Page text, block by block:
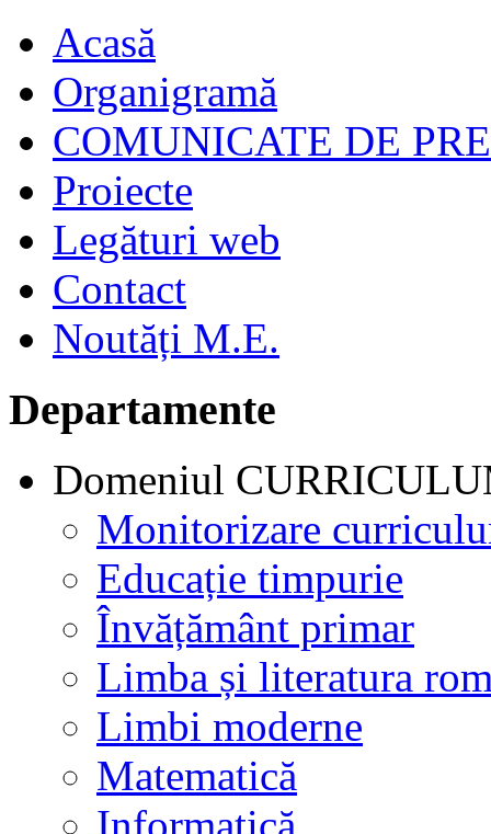
Acasă
Organigramă
COMUNICATE DE
Proiecte
Legături web
Contact
Noutăți M.E.
Departamente
Domeniul
Monitorizare
Educație timpurie
Învățământ primar
Limba și literatura
Limbi moderne
Matematică